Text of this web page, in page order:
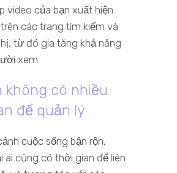
video của bạn xuất hiện
các trang tìm kiếm và
từ đó gia tăng khả năng
xem.
không có nhiều
để quản lý
cuộc sống bận rộn,
ai cũng có thời gian để liên